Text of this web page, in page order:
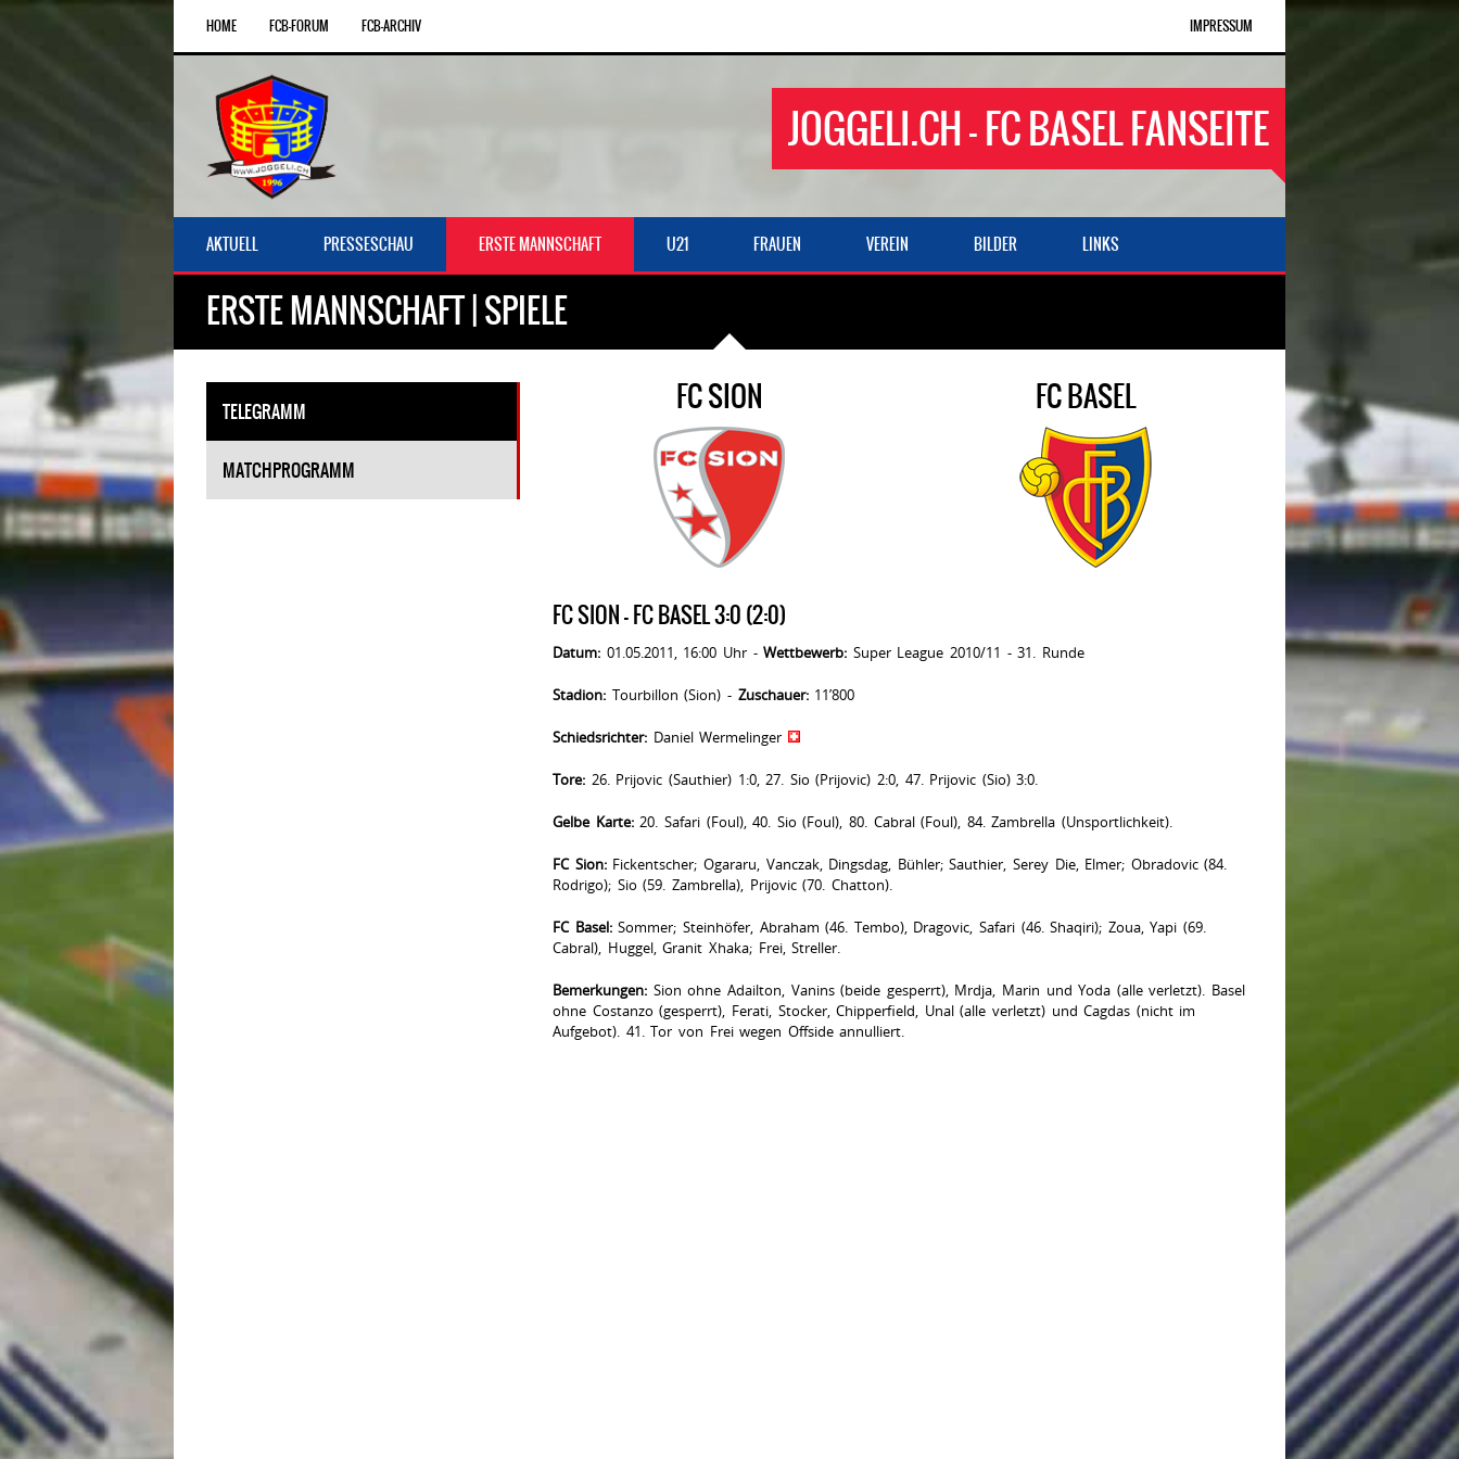
HOME FCB-FORUM FCB-ARCHIV IMPRESSUM
JOGGELI.CH - FC BASEL FANSEITE
AKTUELL PRESSESCHAU ERSTE MANNSCHAFT U21 FRAUEN VEREIN BILDER LINKS
ERSTE MANNSCHAFT | SPIELE
TELEGRAMM
MATCHPROGRAMM
FC SION FC BASEL
FC SION - FC BASEL 3:0 (2:0)
Datum: 01.05.2011, 16:00 Uhr -Wettbewerb: Super League 2010/11 - 31. Runde
Stadion: Tourbillon (Sion) - Zuschauer:11’800
Schiedsrichter: Daniel Wermelinger
Tore: 26. Prijovic (Sauthier) 1:0, 27. Sio (Prijovic) 2:0, 47. Prijovic (Sio) 3:0.
Gelbe Karte:20. Safari (Foul), 40. Sio (Foul), 80. Cabral (Foul), 84. Zambrella (Unsportlichkeit).
FC Sion:Fickentscher; Ogararu, Vanczak, Dingsdag, Bühler; Sauthier, Serey Die, Elmer; Obradovic (84.
Rodrigo); Sio (59. Zambrella), Prijovic (70. Chatton).
FC Basel:Sommer; Steinhöfer, Abraham (46. Tembo), Dragovic, Safari (46. Shaqiri); Zoua, Yapi (69.
Cabral), Huggel, Granit Xhaka; Frei, Streller.
Bemerkungen: Sion ohne Adailton, Vanins (beide gesperrt), Mrdja, Marin und Yoda (alle verletzt). Basel
ohne Costanzo (gesperrt), Ferati, Stocker, Chipperfield, Unal (alle verletzt) und Cagdas (nicht im
Aufgebot). 41. Tor von Frei wegen Offside annulliert.